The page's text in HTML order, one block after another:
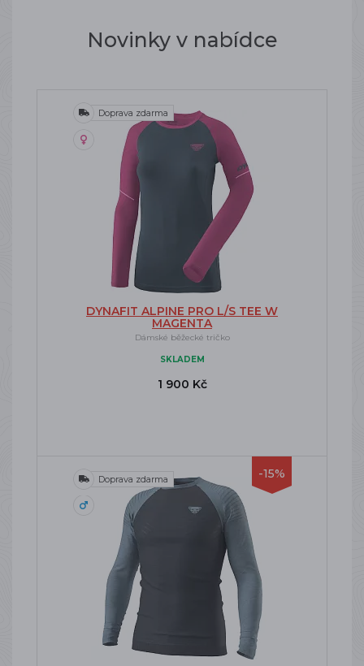
Novinky v nabídce
Doprava zdarma
DYNAFIT ALPINE PRO L/S TEE W
MAGENTA
Dámské běžecké tričko
SKLADEM
1 900 Kč
-15%
Doprava zdarma